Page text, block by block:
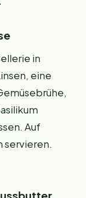
in
eine
Auf